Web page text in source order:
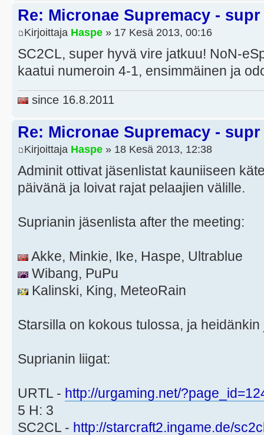
Re: Micronae Supremacy - supr
Kirjoittaja Haspe » 17 Kesä 2013, 00:16
SC2CL, super hyvä vire jatkuu! NoN-
kaatui numeroin 4-1, ensimmäinen ja
since 16.8.2011
Re: Micronae Supremacy - supr
Kirjoittaja Haspe » 18 Kesä 2013, 12:38
Adminit ottivat jäsenlistat kauniiseen
päivänä ja loivat rajat pelaajien välille.
Suprianin jäsenlista after the meeting:
Akke, Minkie, Ike, Haspe, Ultrablue
Wibang, PuPu
Kalinski, King, MeteoRain
Starsilla on kokous tulossa, ja
Suprianin liigat:
URTL - http://urgaming.net/
5 H: 3
SC2CL - http://starcraft2.ingame.de/